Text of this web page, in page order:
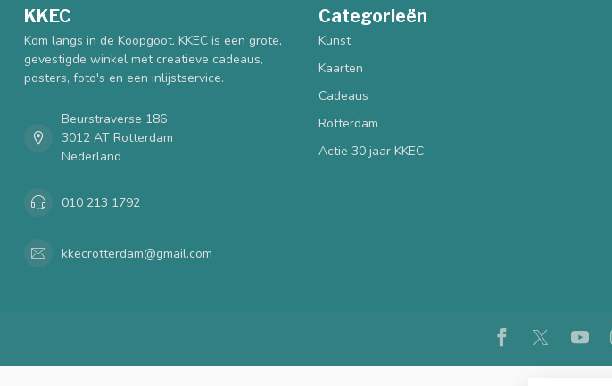
KKEC
Kom langs in de Koopgoot. KKEC is een grote,
gevestigde winkel met creatieve cadeaus,
posters, foto's en een inlijstservice.
Beurstraverse 186
3012 AT Rotterdam
Nederland
010 213 1792
kkecrotterdam@gmail.com
Categorieën
Kunst
Kaarten
Cadeaus
Rotterdam
Actie 30 jaar KKEC